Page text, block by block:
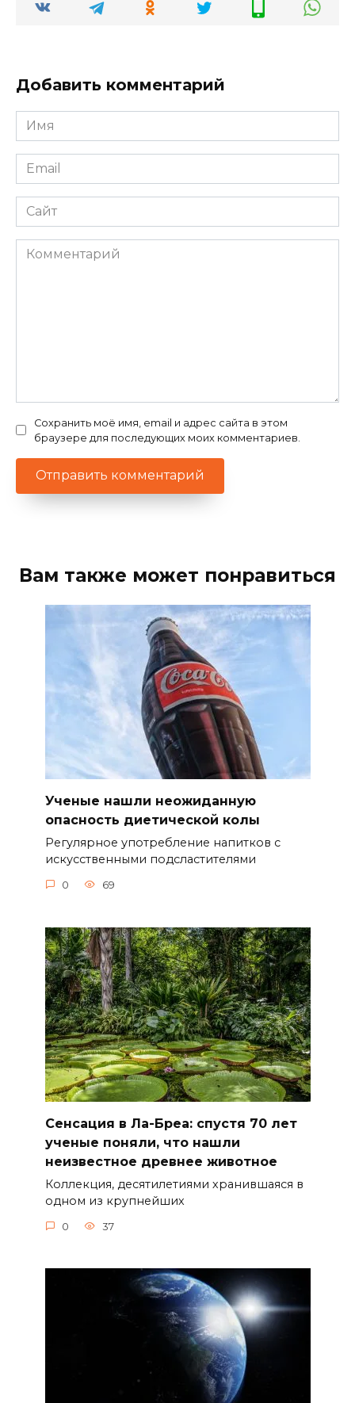
Добавить комментарий
Имя
*
Email
*
Сайт
Комментарий
Сохранить моё имя, email и адрес сайта в этом
браузере для последующих моих комментариев.
Вам также может понравиться
Ученые нашли неожиданную
опасность диетической колы
Регулярное употребление напитков с
искусственными подсластителями
0 69
Сенсация в Ла-Бреа: спустя 70 лет
ученые поняли, что нашли
неизвестное древнее животное
Коллекция, десятилетиями хранившаяся в
одном из крупнейших
0 37